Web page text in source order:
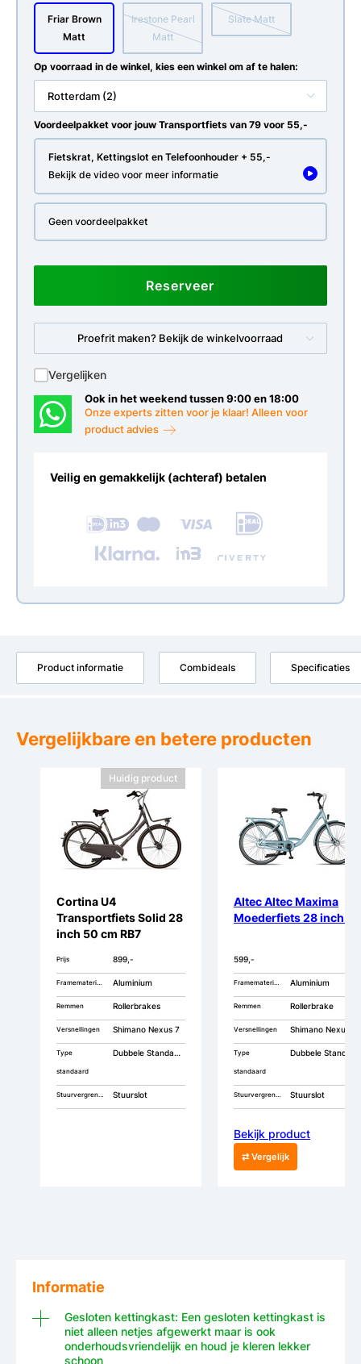
Friar Brown
Matt
Irestone Pearl
Matt
Slate Matt
Op voorraad in de winkel, kies een winkel om af te halen:
Rotterdam (2)
Voordeelpakket voor jouw Transportfiets van 79 voor 55,-
Fietskrat, Kettingslot en Telefoonhouder + 55,-
Bekijk de video voor meer informatie
Geen voordeelpakket
Reserveer
Proefrit maken? Bekijk de winkelvoorraad
Vergelijken
Ook in het weekend tussen 9:00 en 18:00
Onze experts zitten voor je klaar! Alleen voor
product advies
Veilig en gemakkelijk (achteraf) betalen
Product informatie Combideals Specificaties
Vergelijkbare en betere producten
Huidig product
Cortina U4
Transportfiets Solid 28
inch 50 cm RB7
Prijs 899,-
Aluminium
Remmen Rollerbrakes
Versnellingen Shimano Nexus 7
Type
standaard
Dubbele Standaard
Stuurslot
Altec Altec Maxima
Moederfiets 28 inch 7v
599,-
Aluminium
Remmen Rollerbrake
Versnellingen Shimano Nexus 7
Type
standaard
Dubbele Standaard
Stuurslot
Bekijk product
⇄ Vergelijk
Informatie
Gesloten kettingkast: Een gesloten kettingkast is
niet alleen netjes afgewerkt maar is ook
onderhoudsvriendelijk en houd je kleren lekker
schoon